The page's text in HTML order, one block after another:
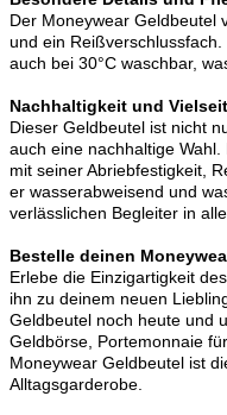
Der Moneywear Geldbeutel
und ein
auch bei 30°C waschbar,
Nachhaltigkeit und
Dieser Geldbeutel ist nicht
auch eine nachhaltige
mit seiner Abriebfestigkeit,
er wasserabweisend und
verlässlichen Begleiter in
Bestelle deinen
Erlebe die Einzigartigkeit
ihn zu deinem neuen
Geldbeutel noch heute und
Geldbörse, Portemonnaie
Moneywear Geldbeutel ist
Alltagsgarderobe.